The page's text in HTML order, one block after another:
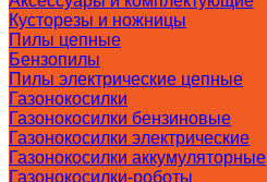
Кусторезы и ножницы
Пилы цепные
Бензопилы
Пилы электрические цепные
Газонокосилки
Газонокосилки бензиновые
Газонокосилки электрические
Газонокосилки аккумуляторные
Газонокосилки-роботы